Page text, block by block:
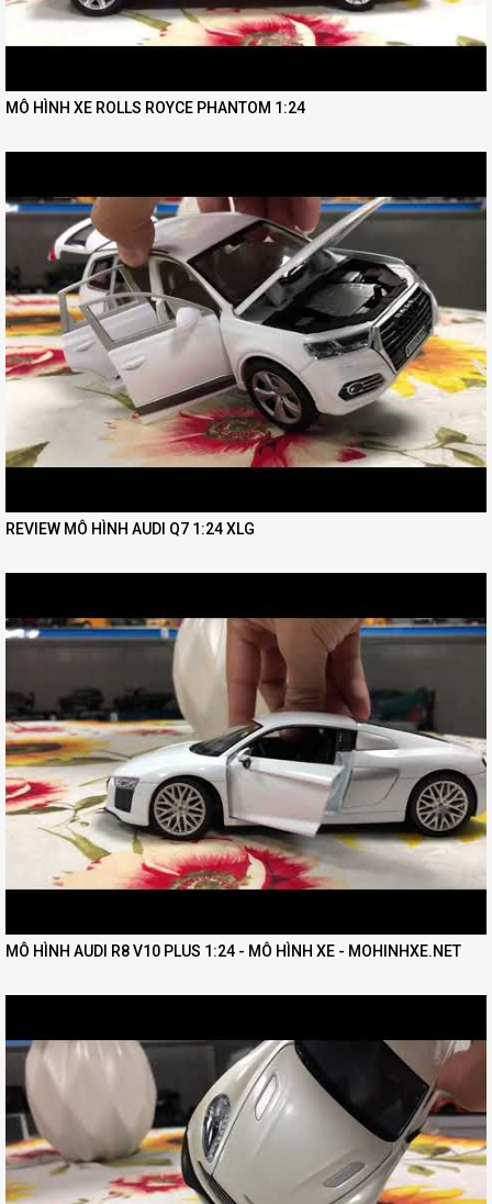
MÔ HÌNH XE ROLLS ROYCE PHANTOM 1:24
REVIEW MÔ HÌNH AUDI Q7 1:24 XLG
MÔ HÌNH AUDI R8 V10 PLUS 1:24 - MÔ HÌNH XE - MOHINHXE.NET